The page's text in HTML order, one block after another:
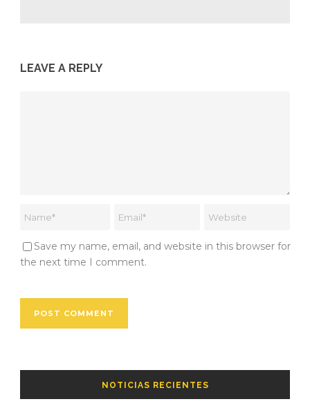
LEAVE A REPLY
Save my name, email, and website in this browser for
the next time I comment.
NOTICIAS RECIENTES